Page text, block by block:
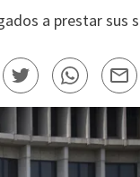
a prestar sus